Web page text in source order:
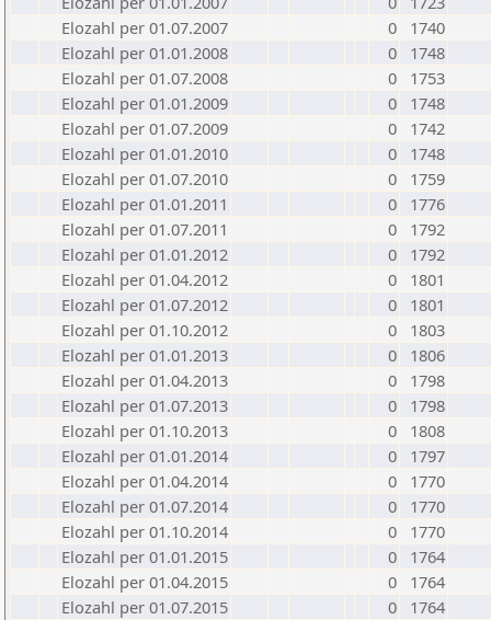
Elozahl per 01.07.2007
0
1740
Elozahl per 01.01.2008
0
1748
Elozahl per 01.07.2008
0
1753
Elozahl per 01.01.2009
0
1748
Elozahl per 01.07.2009
0
1742
Elozahl per 01.01.2010
0
1748
Elozahl per 01.07.2010
0
1759
Elozahl per 01.01.2011
0
1776
Elozahl per 01.07.2011
0
1792
Elozahl per 01.01.2012
0
1792
Elozahl per 01.04.2012
0
1801
Elozahl per 01.07.2012
0
1801
Elozahl per 01.10.2012
0
1803
Elozahl per 01.01.2013
0
1806
Elozahl per 01.04.2013
0
1798
Elozahl per 01.07.2013
0
1798
Elozahl per 01.10.2013
0
1808
Elozahl per 01.01.2014
0
1797
Elozahl per 01.04.2014
0
1770
Elozahl per 01.07.2014
0
1770
Elozahl per 01.10.2014
0
1770
Elozahl per 01.01.2015
0
1764
Elozahl per 01.04.2015
0
1764
Elozahl per 01.07.2015
0
1764